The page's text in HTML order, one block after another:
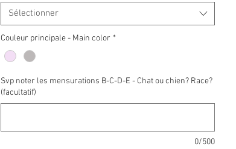
Sélectionner
Couleur principale - Main color *
Svp noter les mensurations B-C-D-E - Chat ou chien? Race?
(facultatif)
0/500